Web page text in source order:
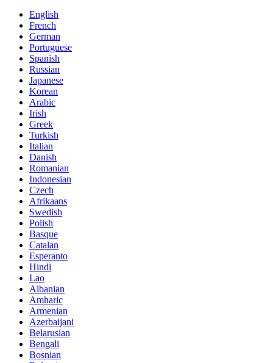
English
French
German
Portuguese
Spanish
Russian
Japanese
Korean
Arabic
Irish
Greek
Turkish
Italian
Danish
Romanian
Indonesian
Czech
Afrikaans
Swedish
Polish
Basque
Catalan
Esperanto
Hindi
Lao
Albanian
Amharic
Armenian
Azerbaijani
Belarusian
Bengali
Bosnian